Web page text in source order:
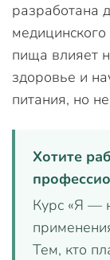
разработана
пища влияет
здоровье и
питания, но
Хотите
Курс «Я —
Тем, кто